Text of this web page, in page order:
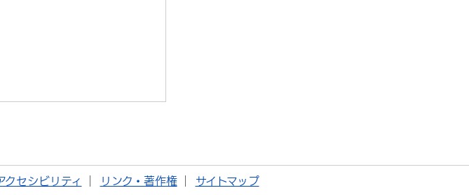
クセシビリティ リンク・著作権 サイトマップ